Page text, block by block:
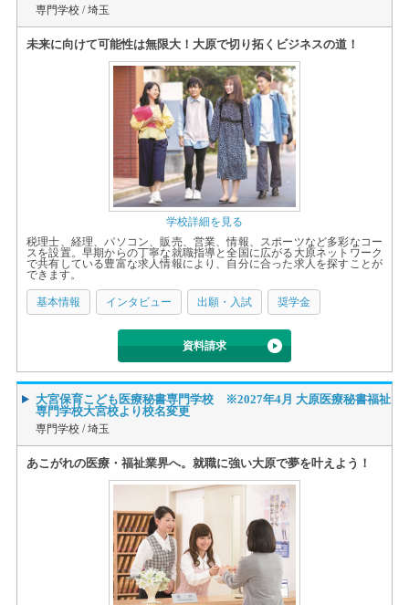
専門学校 /埼玉
未来に向けて可能性は無限大！大原で切り拓くビジネスの道！
学校詳細を見る
税理士、経理、パソコン、販売、営業、情報、スポーツなど多彩なコー
スを設置。早期からの丁寧な就職指導と全国に広がる大原ネットワーク
で共有している豊富な求人情報により、自分に合った求人を探すことが
できます。
基本情報 インタビュー 出願・入試 奨学金
資料請求
大宮保育こども医療秘書専門学校 ※2027年4月 大原医療秘書福祉
専門学校大宮校より校名変更
専門学校 /埼玉
あこがれの医療・福祉業界へ。就職に強い大原で夢を叶えよう！